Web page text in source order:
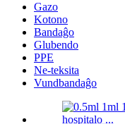
Gazo
Kotono
Bandaĝo
Glubendo
PPE
Ne-teksita
Vundbandaĝo